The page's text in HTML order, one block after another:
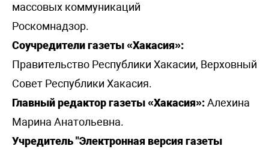
массовых коммуникаций
Роскомнадзор.
Соучредители газеты «Хакасия»:
Правительство Республики Хакасии, Верховный
Совет Республики Хакасия.
Главный редактор газеты «Хакасия»:Алехина
Марина Анатольевна.
Учредитель "Электронная версия газеты